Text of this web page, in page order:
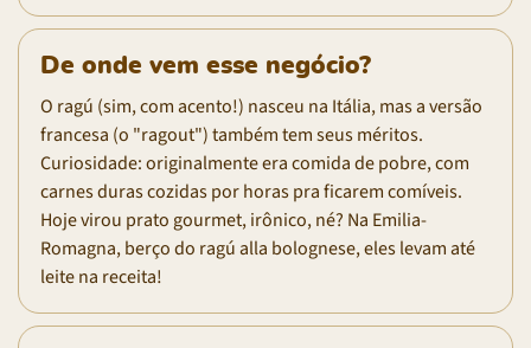
De onde vem esse negócio?
O ragú (sim, com acento!) nasceu na Itália, mas a versão
francesa (o "ragout") também tem seus méritos.
Curiosidade: originalmente era comida de pobre, com
carnes duras cozidas por horas pra ficarem comíveis.
Hoje virou prato gourmet, irônico, né? Na Emilia-
Romagna, berço do ragú alla bolognese, eles levam até
leite na receita!